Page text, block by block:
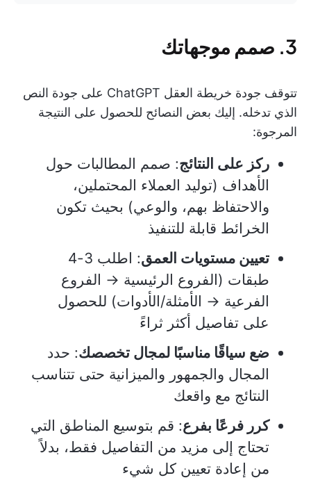
3. صمم موجهاتك
تتوقف جودة خريطة العقل ChatGPT على جودة النص
الذي تدخله. إليك بعض النصائح للحصول على النتيجة
المرجوة:
ركز على النتائج: صمم المطالبات حول
الأهداف (توليد العملاء المحتملين،
والاحتفاظ بهم، والوعي) بحيث تكون
الخرائط قابلة للتنفيذ
تعيين مستويات العمق
: اطلب 3-4
طبقات (الفروع الرئيسية → الفروع
الفرعية → الأمثلة/الأدوات) للحصول
على تفاصيل أكثر ثراءً
ضع سياقًا مناسبًا لمجال تخصصك: حدد
المجال والجمهور والميزانية حتى تتناسب
النتائج مع واقعك
كرر فرعًا بفرع: قم بتوسيع المناطق التي
تحتاج إلى مزيد من التفاصيل فقط، بدلاً
من إعادة تعيين كل شيء